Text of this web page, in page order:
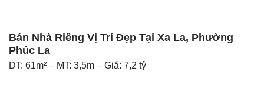
Bán Nhà Riêng Vị Trí Đẹp Tại Xa La, Phường
Phúc La
DT: 61m² – MT: 3,5m – Giá: 7,2 tỷ